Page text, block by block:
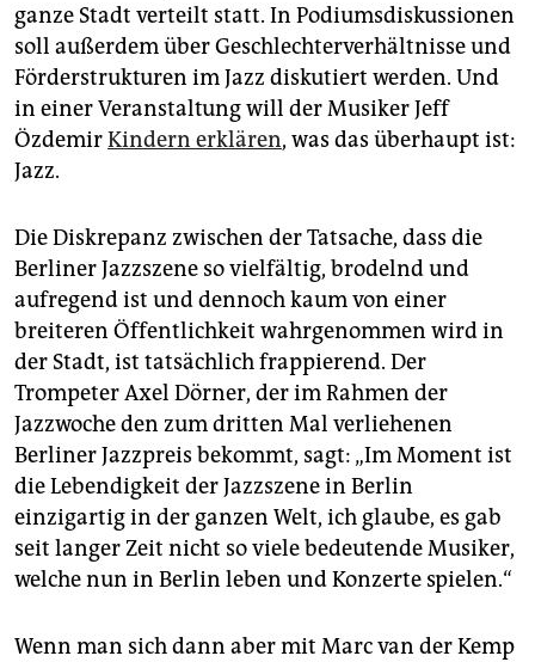
ganze Stadt verteilt statt. In Podiumsdiskussionen
soll außerdem über Geschlechterverhältnisse und
Förderstrukturen im Jazz diskutiert werden. Und
in einer Veranstaltung will der Musiker Jeff
ÖzdemirKindern erklären, was das überhaupt ist:
Jazz.
Die Diskrepanz zwischen der Tatsache, dass die
Berliner Jazzszene so vielfältig, brodelnd und
aufregend ist und dennoch kaum von einer
breiteren Öffentlichkeit wahrgenommen wird in
der Stadt, ist tatsächlich frappierend. Der
Trompeter Axel Dörner, der im Rahmen der
Jazzwoche den zum dritten Mal verliehenen
Berliner Jazzpreis bekommt, sagt: „Im Moment ist
die Lebendigkeit der Jazzszene in Berlin
einzigartig in der ganzen Welt, ich glaube, es gab
seit langer Zeit nicht so viele bedeutende Musiker,
welche nun in Berlin leben und Konzerte spielen.“
Wenn man sich dann aber mit Marc van der Kemp